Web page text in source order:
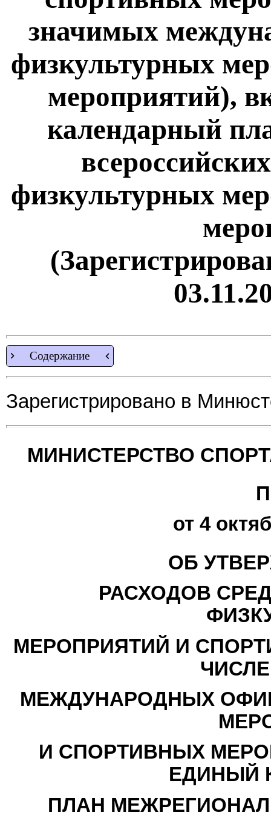
значимых
физкультурных
мероприятий),
календарный
физкультурных
Содержание
Зарегистрировано в
МИНИСТЕРСТВО
от 4
ОБ
РАСХОДОВ
МЕРОПРИЯТИЙ И
МЕЖДУНАРОДНЫХ
И СПОРТИВНЫХ
ЕДИНЫЙ
ПЛАН